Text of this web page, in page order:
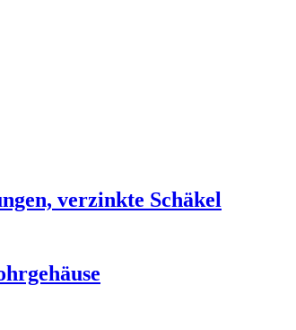
verzinkte Schäkel